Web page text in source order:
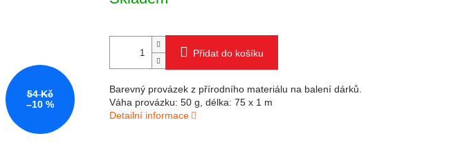
54 Kč
–10 %
Přidat do košíku
Barevný provázek z přírodního materiálu na balení dárků.
Váha provázku: 50 g, délka: 75 x 1 m
Detailní informace